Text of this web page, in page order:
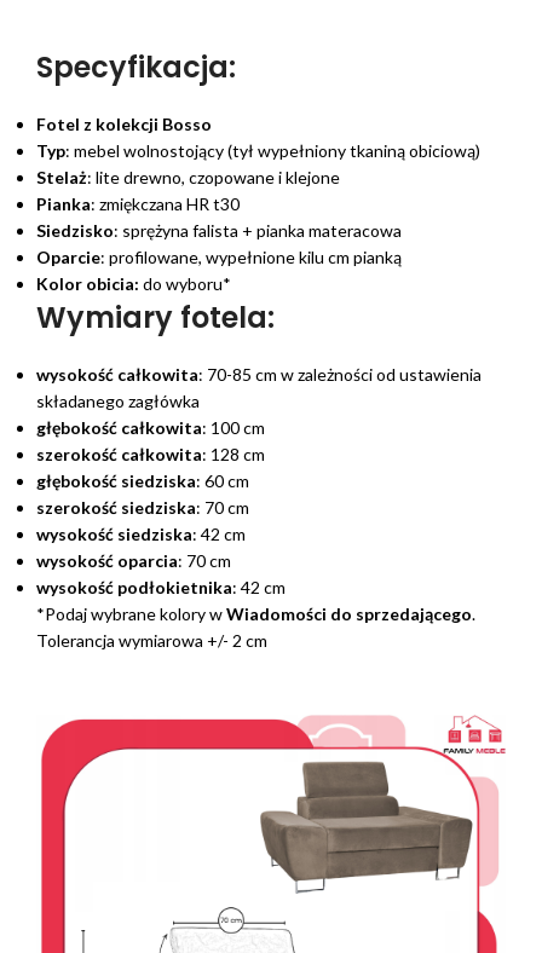
Specyfikacja:
Fotel z kolekcji Bosso
Typ: mebel wolnostojący (tył wypełniony tkaniną obiciową)
Stelaż: lite drewno, czopowane i klejone
Pianka: zmiękczana HR t30
Siedzisko: sprężyna falista + pianka materacowa
Oparcie: profilowane, wypełnione kilu cm pianką
Kolor obicia: do wyboru*
Wymiary fotela:
wysokość całkowita: 70-85 cm w zależności od ustawienia
składanego zagłówka
głębokość całkowita: 100 cm
szerokość całkowita: 128 cm
głębokość siedziska: 60 cm
szerokość siedziska: 70 cm
wysokość siedziska: 42 cm
wysokość oparcia: 70 cm
wysokość podłokietnika: 42 cm
*Podaj wybrane kolory wWiadomości do sprzedającego.
Tolerancja wymiarowa +/- 2 cm